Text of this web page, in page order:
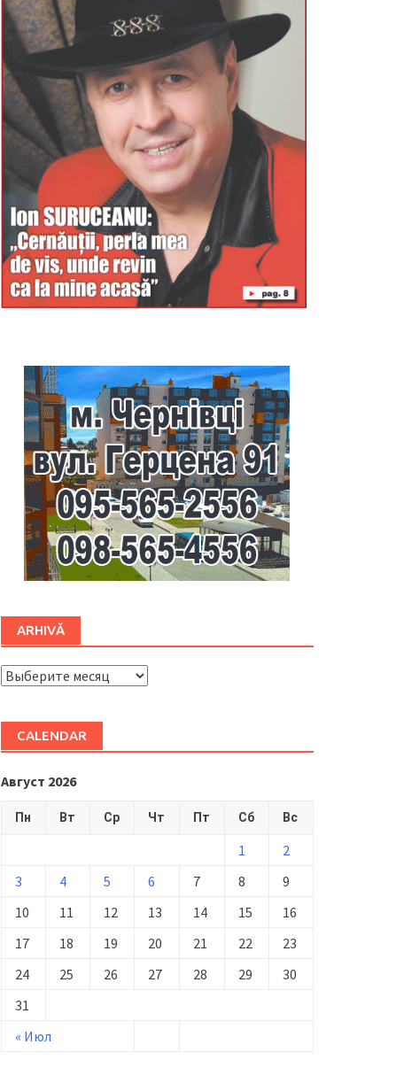
ARHIVĂ
ARHIVĂ
CALENDAR
Август 2026
Пн Вт Ср Чт Пт Сб Вс
« Июл
1
2
3
4 5 6 7 8
9
10
11 12 13 14 15
16
17
18 19 20 21 22
23
24
25 26 27 28 29
30
31